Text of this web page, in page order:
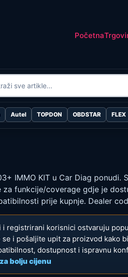
Početna
Autel TOPDON OBDSTAR FLEX
IMMO KIT u Car Diag ponudi.
za funkcije/coverage gdje je
prije kupnje. Dealer
i registrirani korisnici ostvaruju
se i pošaljite upit za proizvod kako
dostupnost i ispravnu
bolju cijenu